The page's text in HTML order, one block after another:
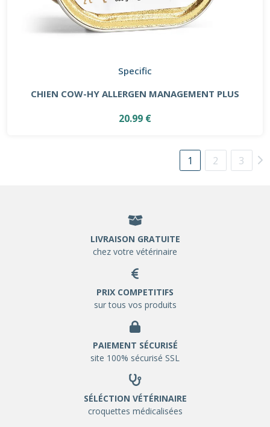
Specific
CHIEN COW-HY ALLERGEN MANAGEMENT PLUS
20.99 €
1 2 3
LIVRAISON GRATUITE
chez votre vétérinaire
PRIX COMPETITIFS
sur tous vos produits
PAIEMENT SÉCURISÉ
site 100% sécurisé SSL
SÉLÉCTION VÉTÉRINAIRE
croquettes médicalisées